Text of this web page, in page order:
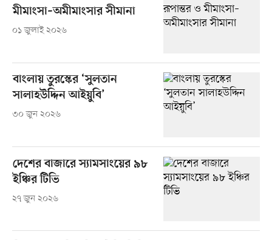
মীমাংসা–অমীমাংসার সীমানা
০১ জুলাই ২০২৬
বাংলায় তুরস্কের ‘সুলতান
সালাহউদ্দিন আইয়ুবি’
৩০ জুন ২০২৬
দেশের বাজারে স্যামসাংয়ের ৯৮
ইঞ্চির টিভি
২৭ জুন ২০২৬